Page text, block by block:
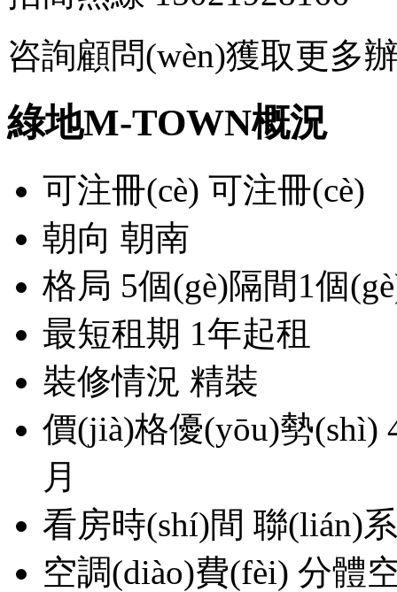
咨詢顧問(wèn)獲取更多
綠地M-TOWN概況
可注冊(cè) 可注冊(cè)
朝向 朝南
格局 5個(gè)隔間1個
最短租期 1年起租
裝修情況 精裝
價(jià)格優(yōu)勢(shì)
月
看房時(shí)間 聯(lián)系
空調(diào)費(fèi) 分體